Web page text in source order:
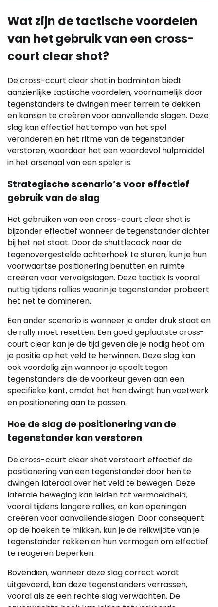
Wat zijn de tactische voordelen
van het gebruik van een cross-
court clear shot?
De cross-court clear shot in badminton biedt
aanzienlijke tactische voordelen, voornamelijk door
tegenstanders te dwingen meer terrein te dekken
en kansen te creëren voor aanvallende slagen. Deze
slag kan effectief het tempo van het spel
veranderen en het ritme van de tegenstander
verstoren, waardoor het een waardevol hulpmiddel
in het arsenaal van een speler is.
Strategische scenario’s voor effectief
gebruik van de slag
Het gebruiken van een cross-court clear shot is
bijzonder effectief wanneer de tegenstander dichter
bij het net staat. Door de shuttlecock naar de
tegenovergestelde achterhoek te sturen, kun je hun
voorwaartse positionering benutten en ruimte
creëren voor vervolgslagen. Deze tactiek is vooral
nuttig tijdens rallies waarin je tegenstander probeert
het net te domineren.
Een ander scenario is wanneer je onder druk staat en
de rally moet resetten. Een goed geplaatste cross-
court clear kan je de tijd geven die je nodig hebt om
je positie op het veld te herwinnen. Deze slag kan
ook voordelig zijn wanneer je speelt tegen
tegenstanders die de voorkeur geven aan een
specifieke kant, omdat het hen dwingt hun voetwerk
en positionering aan te passen.
Hoe de slag de positionering van de
tegenstander kan verstoren
De cross-court clear shot verstoort effectief de
positionering van een tegenstander door hen te
dwingen lateraal over het veld te bewegen. Deze
laterale beweging kan leiden tot vermoeidheid,
vooral tijdens langere rallies, en kan openingen
creëren voor aanvallende slagen. Door consequent
op de hoeken te mikken, kun je de reikwijdte van je
tegenstander rekken en hun vermogen om effectief
te reageren beperken.
Bovendien, wanneer deze slag correct wordt
uitgevoerd, kan deze tegenstanders verrassen,
vooral als ze een rechte slag verwachten. De